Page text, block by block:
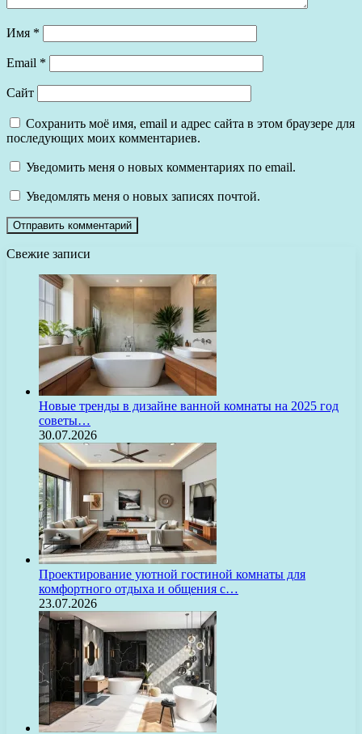
Имя *
Email *
Сайт
Сохранить моё имя, email и адрес сайта в этом браузере для
последующих моих комментариев.
Уведомить меня о новых комментариях по email.
Уведомлять меня о новых записях почтой.
Свежие записи
Новые тренды в дизайне ванной комнаты на 2025 год
советы…
30.07.2026
Проектирование уютной гостиной комнаты для
комфортного отдыха и общения с…
23.07.2026